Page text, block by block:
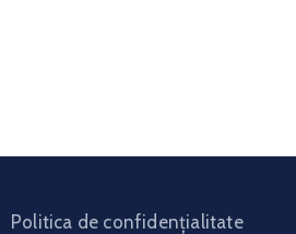
Politica de confidențialitate